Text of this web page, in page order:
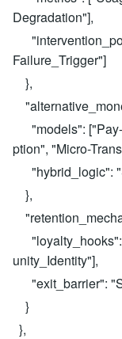
Degradation"],
Failure_Trigger"]
},
"models": ["Pay-
ption", "Micro-
"hybrid_logic":
},
"loyalty_hooks":
unity_Identity"],
"exit_barrier":
}
},